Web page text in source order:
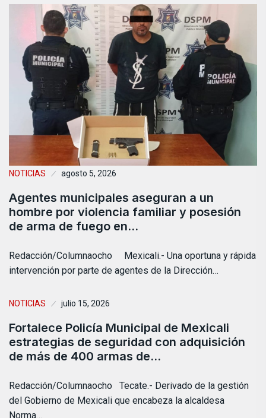
NOTICIAS agosto 5, 2026
Agentes municipales aseguran a un
hombre por violencia familiar y posesión
de arma de fuego en…
Redacción/Columnaocho Mexicali.- Una oportuna y rápida
intervención por parte de agentes de la Dirección…
NOTICIAS julio 15, 2026
Fortalece Policía Municipal de Mexicali
estrategias de seguridad con adquisición
de más de 400 armas de…
Redacción/Columnaocho Tecate.- Derivado de la gestión
del Gobierno de Mexicali que encabeza la alcaldesa
Norma…